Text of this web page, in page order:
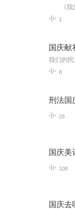
1
国庆献
8
刑法国
26
国庆美
108
国庆去